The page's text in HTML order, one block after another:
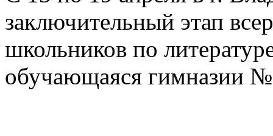
заключительный этап
школьников по
обучающаяся гимназии